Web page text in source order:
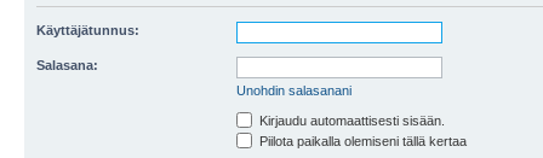
Käyttäjätunnus:
Salasana:
Unohdin salasanani
Kirjaudu automaattisesti sisään.
Piilota paikalla olemiseni tällä kertaa